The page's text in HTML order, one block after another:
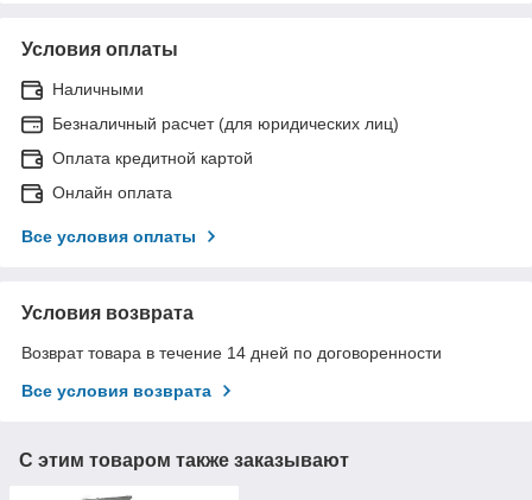
Условия оплаты
Наличными
Безналичный расчет (для юридических лиц)
Оплата кредитной картой
Онлайн оплата
Все условия оплаты
Условия возврата
Возврат товара в течение 14 дней по договоренности
Все условия возврата
С этим товаром также заказывают